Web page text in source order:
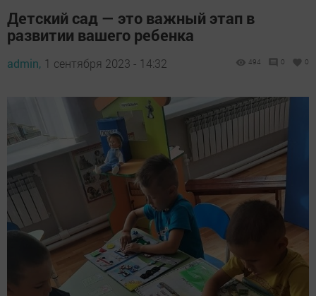
Детский сад — это важный этап в
развитии вашего ребенка
admin, 1 сентября 2023 - 14:32 494 0 0